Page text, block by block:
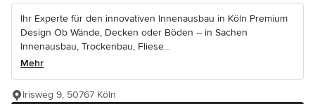
Ihr Experte für den innovativen Innenausbau in Köln Premium
Design Ob Wände, Decken oder Böden – in Sachen
Innenausbau, Trockenbau, Fliese...
Mehr
Irisweg 9, 50767 Köln